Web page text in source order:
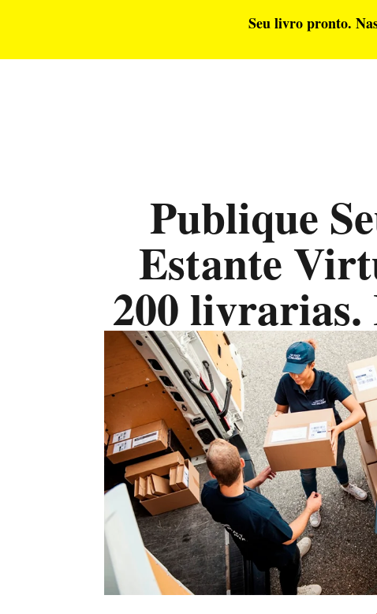
Seu livro pronto.
Publique
Estante
200